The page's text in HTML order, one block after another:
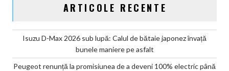
ARTICOLE RECENTE
Isuzu D-Max 2026 sub lupă: Calul de bătaie japonez învață
bunele maniere pe asfalt
Peugeot renunță la promisiunea de a deveni 100% electric până